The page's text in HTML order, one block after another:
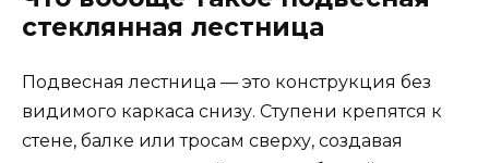
стеклянная лестница
Подвесная лестница — это конструкция без
видимого каркаса снизу. Ступени крепятся к
стене, балке или тросам сверху, создавая